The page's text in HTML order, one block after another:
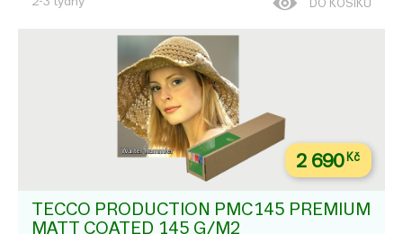
DO KOŠÍKU
2 690Kč
TECCO PRODUCTION PMC145 PREMIUM
MATT COATED 145 G/M2